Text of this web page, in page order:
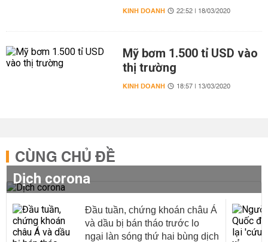
KINH DOANH 22:52 | 18/03/2020
Mỹ bơm 1.500 tỉ USD vào
thị trường
KINH DOANH 18:57 | 13/03/2020
CÙNG CHỦ ĐỀ
Dịch corona
Đầu tuần, chứng khoán châu Á
và dầu bị bán tháo trước lo
ngại làn sóng thứ hai bùng dịch